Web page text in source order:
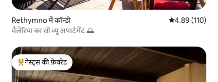
Rethymno में कॉन्डो औसत रेटिंग 5 में से
4.89 (110)
वैलेरिया का सी व्यू अपार्टमेंट 🌅
गेस्ट्स का टॉप फ़ेवरेट
गेस्ट्स की फ़ेवरेट